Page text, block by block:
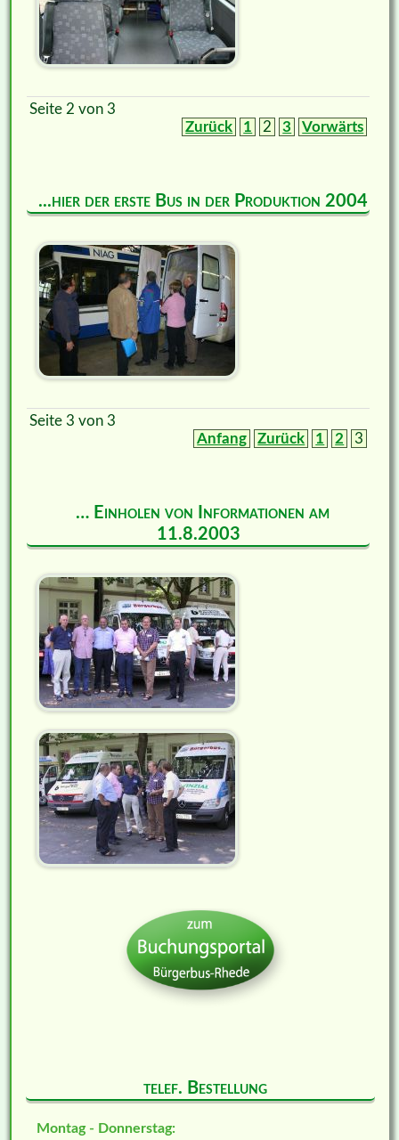
Seite 2 von 3
Zurück
1 2 3 Vorwärts
...hier der erste Bus in der Produktion 2004
Seite 3 von 3
Anfang
Zurück 1 2 3
… Einholen von Informationen am
11.8.2003
telef. Bestellung
Montag - Donnerstag: